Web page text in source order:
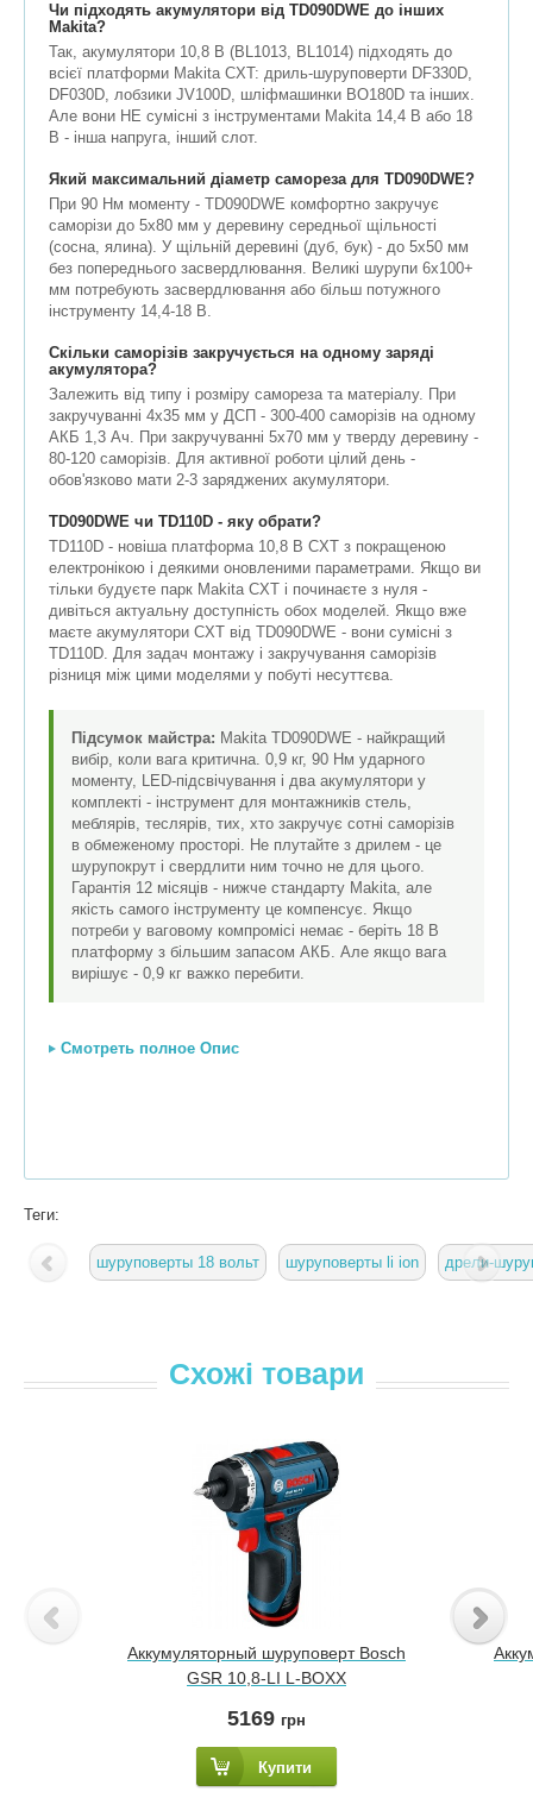
Чи підходять акумулятори від TD090DWE до інших
Makita?
Так, акумулятори 10,8 В (BL1013, BL1014) підходять до
всієї платформи Makita CXT: дриль-шуруповерти DF330D,
DF030D, лобзики JV100D, шліфмашинки BO180D та інших.
Але вони НЕ сумісні з інструментами Makita 14,4 В або 18
В - інша напруга, інший слот.
Який максимальний діаметр самореза для TD090DWE?
При 90 Нм моменту - TD090DWE комфортно закручує
саморізи до 5x80 мм у деревину середньої щільності
(сосна, ялина). У щільній деревині (дуб, бук) - до 5x50 мм
без попереднього засвердлювання. Великі шурупи 6x100+
мм потребують засвердлювання або більш потужного
інструменту 14,4-18 В.
Скільки саморізів закручується на одному заряді
акумулятора?
Залежить від типу і розміру самореза та матеріалу. При
закручуванні 4x35 мм у ДСП - 300-400 саморізів на одному
АКБ 1,3 Ач. При закручуванні 5x70 мм у тверду деревину -
80-120 саморізів. Для активної роботи цілий день -
обов'язково мати 2-3 заряджених акумулятори.
TD090DWE чи TD110D - яку обрати?
TD110D - новіша платформа 10,8 В CXT з покращеною
електронікою і деякими оновленими параметрами. Якщо ви
тільки будуєте парк Makita CXT і починаєте з нуля -
дивіться актуальну доступність обох моделей. Якщо вже
маєте акумулятори CXT від TD090DWE - вони сумісні з
TD110D. Для задач монтажу і закручування саморізів
різниця між цими моделями у побуті несуттєва.
Підсумок майстра: Makita TD090DWE - найкращий
вибір, коли вага критична. 0,9 кг, 90 Нм ударного
моменту, LED-підсвічування і два акумулятори у
комплекті - інструмент для монтажників стель,
меблярів, теслярів, тих, хто закручує сотні саморізів
в обмеженому просторі. Не плутайте з дрилем - це
шурупокрут і свердлити ним точно не для цього.
Гарантія 12 місяців - нижче стандарту Makita, але
якість самого інструменту це компенсує. Якщо
потреби у ваговому компромісі немає - беріть 18 В
платформу з більшим запасом АКБ. Але якщо вага
вирішує - 0,9 кг важко перебити.
Смотреть полное Опис
Теги:
шуруповерты 18 вольт шуруповерты li ion дрели-
Схожі товари
Аккумуляторный шуруповерт Bosch
GSR 10,8-LI L-BOXX
5169 грн
Купити